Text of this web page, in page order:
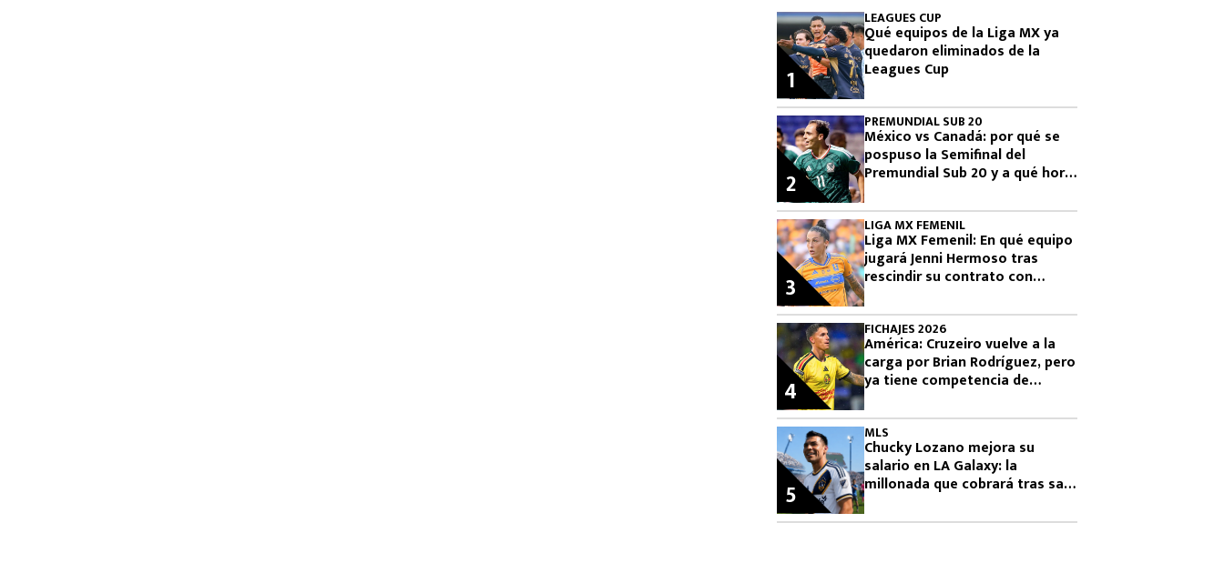
LEAGUES CUP
Qué equipos de la Liga MX ya
quedaron eliminados de la
Leagues Cup
1
PREMUNDIAL SUB 20
México vs Canadá: por qué se
pospuso la Semifinal del
Premundial Sub 20 y a qué hora
2
LIGA MX FEMENIL
Liga MX Femenil: En qué equipo
jugará Jenni Hermoso tras
rescindir su contrato con
3
FICHAJES 2026
América: Cruzeiro vuelve a la
carga por Brian Rodríguez, pero
ya tiene competencia de
4
MLS
Chucky Lozano mejora su
salario en LA Galaxy: la
millonada que cobrará tras salir
5